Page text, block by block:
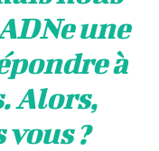
une
à
Alors,
?